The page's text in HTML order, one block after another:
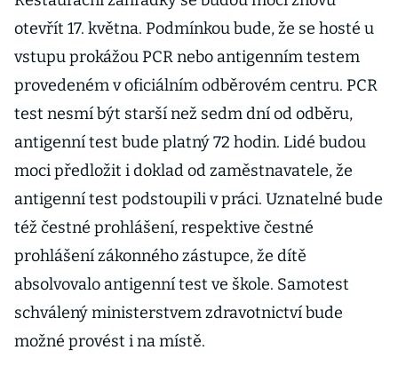
otevřít 17. května. Podmínkou bude, že se hosté u
vstupu prokážou PCR nebo antigenním testem
provedeném v oficiálním odběrovém centru. PCR
test nesmí být starší než sedm dní od odběru,
antigenní test bude platný 72 hodin. Lidé budou
moci předložit i doklad od zaměstnavatele, že
antigenní test podstoupili v práci. Uznatelné bude
též čestné prohlášení, respektive čestné
prohlášení zákonného zástupce, že dítě
absolvovalo antigenní test ve škole. Samotest
schválený ministerstvem zdravotnictví bude
možné provést i na místě.